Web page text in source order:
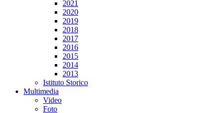
2021
2020
2019
2018
2017
2016
2015
2014
2013
Istituto Storico
Multimedia
Video
Foto